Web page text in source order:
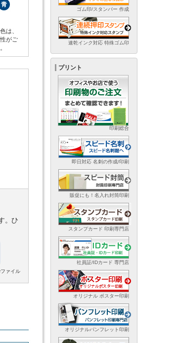
青
は、
がご
。ひ
ァイル
ゴム印/スタンパー 作成
速乾インク対応 特殊ゴム印
プリント
印刷総合
即日対応 名刺の作成/印刷
販促にも！名入れ封筒印刷
スタンプカード 印刷専門店
社員証/IDカード 専門店
オリジナル ポスター印刷
オリジナルパンフレット印刷